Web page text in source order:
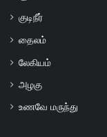
குடிநீர்
தைலம்
லேகியம்
அழகு
உணவே மருந்து